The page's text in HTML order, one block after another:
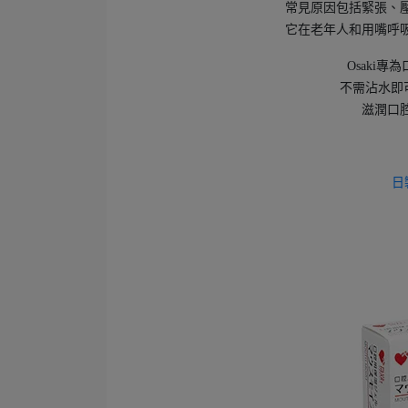
常見原因包括緊張、
它在老年人和用嘴呼
Osaki專為
不需沾水即
滋潤口